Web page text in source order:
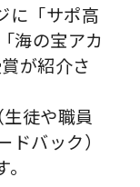
に「サポ高
海の宝アカ
が紹介さ
徒や職員
バック）